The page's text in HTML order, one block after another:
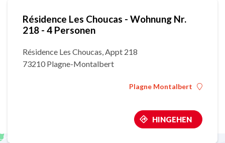
Résidence Les Choucas - Wohnung Nr.
218 - 4 Personen
Résidence Les Choucas, Appt 218
73210 Plagne-Montalbert
Plagne Montalbert
HINGEHEN